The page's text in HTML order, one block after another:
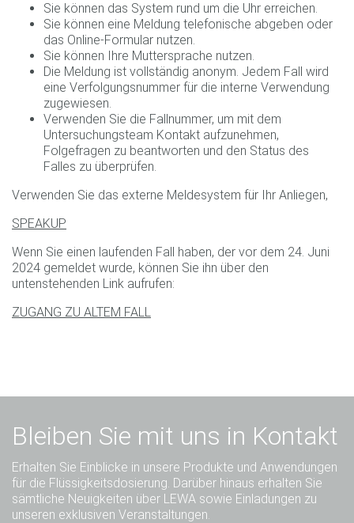
Sie können das System rund um die Uhr erreichen.
Sie können eine Meldung telefonische abgeben oder
das Online-Formular nutzen.
Sie können Ihre Muttersprache nutzen.
Die Meldung ist vollständig anonym. Jedem Fall wird
eine Verfolgungsnummer für die interne Verwendung
zugewiesen.
Verwenden Sie die Fallnummer, um mit dem
Untersuchungsteam Kontakt aufzunehmen,
Folgefragen zu beantworten und den Status des
Falles zu überprüfen.
Verwenden Sie das externe Meldesystem für Ihr Anliegen,
SPEAKUP
Wenn Sie einen laufenden Fall haben, der vor dem 24. Juni
2024 gemeldet wurde, können Sie ihn über den
untenstehenden Link aufrufen:
ZUGANG ZU ALTEM FALL
Bleiben Sie mit uns in Kontakt
Erhalten Sie Einblicke in unsere Produkte und Anwendungen
für die Flüssigkeitsdosierung. Darüber hinaus erhalten Sie
sämtliche Neuigkeiten über LEWA sowie Einladungen zu
unseren exklusiven Veranstaltungen.